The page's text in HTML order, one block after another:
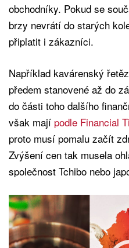
obchodníky. Pokud se
brzy nevrátí do starých
připlatit i zákazníci.
Například kavárenský
předem stanovené až do
do části toho dalšího
však mají podle Financial
proto musí pomalu začít
Zvýšení cen tak musela
společnost Tchibo nebo